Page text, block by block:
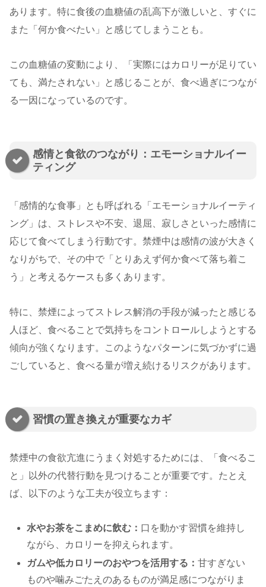
あります。特に食後の血糖値の乱高下が激しいと、すぐに
また「何か食べたい」と感じてしまうことも。
この血糖値の変動により、「実際にはカロリーが足りてい
ても、満たされない」と感じることが、食べ過ぎにつなが
る一因になっているのです。
感情と食欲のつながり：エモーショナルイー
ティング
「感情的な食事」とも呼ばれる「エモーショナルイーティ
ング」は、ストレスや不安、退屈、寂しさといった感情に
応じて食べてしまう行動です。禁煙中は感情の波が大きく
なりがちで、その中で「とりあえず何か食べて落ち着こ
う」と考えるケースも多くあります。
特に、禁煙によってストレス解消の手段が減ったと感じる
人ほど、食べることで気持ちをコントロールしようとする
傾向が強くなります。このようなパターンに気づかずに過
ごしていると、食べる量が増え続けるリスクがあります。
習慣の置き換えが重要なカギ
禁煙中の食欲亢進にうまく対処するためには、「食べるこ
と」以外の代替行動を見つけることが重要です。たとえ
ば、以下のような工夫が役立ちます：
水やお茶をこまめに飲む： 口を動かす習慣を維持し
ながら、カロリーを抑えられます。
ガムや低カロリーのおやつを活用する：甘すぎない
ものや噛みごたえのあるものが満足感につながりま